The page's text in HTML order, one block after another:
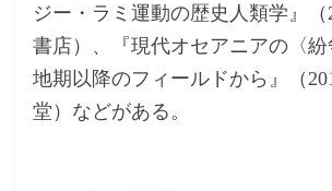
ジー・ラミ運動の歴史人類学』（
書店）、『現代オセアニアの〈
地期以降のフィールドから』（
堂）などがある。